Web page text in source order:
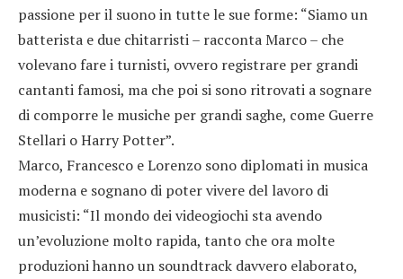
passione per il suono in tutte le sue forme: “Siamo un
batterista e due chitarristi – racconta Marco – che
volevano fare i turnisti, ovvero registrare per grandi
cantanti famosi, ma che poi si sono ritrovati a sognare
di comporre le musiche per grandi saghe, come Guerre
Stellari o Harry Potter”.
Marco, Francesco e Lorenzo sono diplomati in musica
moderna e sognano di poter vivere del lavoro di
musicisti: “Il mondo dei videogiochi sta avendo
un’evoluzione molto rapida, tanto che ora molte
produzioni hanno un soundtrack davvero elaborato,